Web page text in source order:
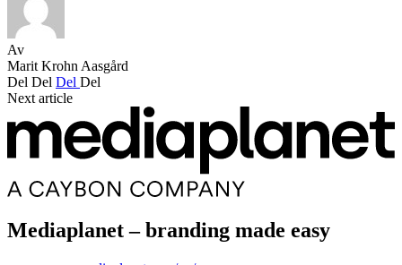
Av
Marit Krohn Aasgård
Del Del Del Del
Next article
Mediaplanet – branding made easy